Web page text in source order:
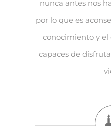
nunca antes nos
por lo que es
conocimiento y
capaces de